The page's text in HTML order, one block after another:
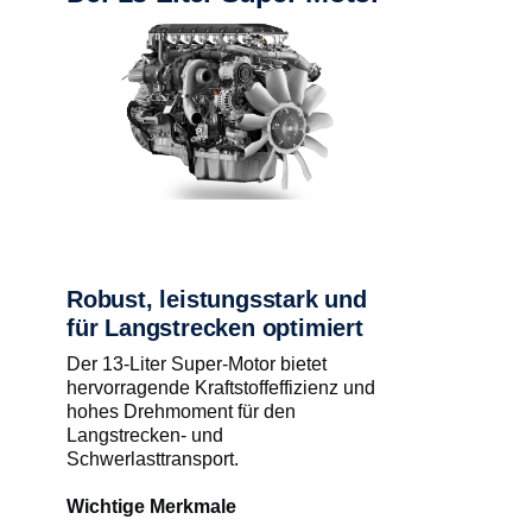
Robust, leistungsstark und
für Langstrecken optimiert
Der 13-Liter Super-Motor bietet
hervorragende Kraftstoffeffizienz und
hohes Drehmoment für den
Langstrecken- und
Schwerlasttransport.
Wichtige Merkmale